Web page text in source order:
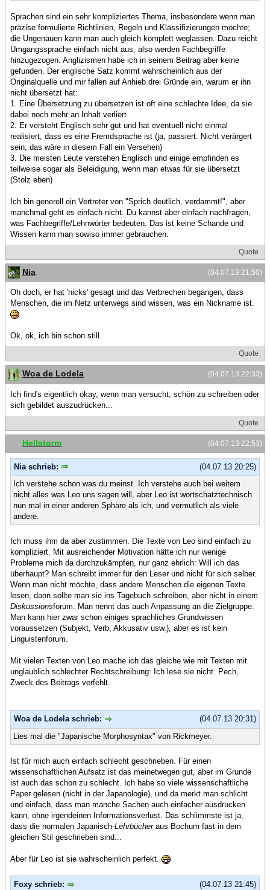
Sprachen sind ein sehr kompliziertes Thema, insbesondere wenn man
präzise formulierte Richtlinien, Regeln und Klassifizierungen möchte;
die Ungenauen kann man auch gleich komplett weglassen. Dazu reicht
Umgangssprache einfach nicht aus, also werden Fachbegriffe
hinzugezogen. Anglizismen habe ich in seinem Beitrag aber keine
gefunden. Der englische Satz kommt wahrscheinlich aus der
Originalquelle und mir fallen auf Anhieb drei Gründe ein, warum er ihn
nicht übersetzt hat:
1. Eine Übersetzung zu übersetzen ist oft eine schlechte Idee, da sie
dabei noch mehr an Inhalt verliert
2. Er versteht Englisch sehr gut und hat eventuell nicht einmal
realisiert, dass es eine Fremdsprache ist (ja, passiert. Nicht verärgert
sein, das wäre in diesem Fall ein Versehen)
3. Die meisten Leute verstehen Englisch und einige empfinden es
teilweise sogar als Beleidigung, wenn man etwas für sie übersetzt
(Stolz eben)
Ich bin generell ein Vertreter von "Sprich deutlich, verdammt!", aber
manchmal geht es einfach nicht. Du kannst aber einfach nachfragen,
was Fachbegriffe/Lehnwörter bedeuten. Das ist keine Schande und
Wissen kann man sowiso immer gebrauchen.
Quote
(04.07.13 21:50)
Nia
Oh doch, er hat 'nicks' gesagt und das Verbrechen begangen, dass
Menschen, die im Netz unterwegs sind wissen, was ein Nickname ist.
Ok, ok, ich bin schon still.
Quote
(04.07.13 22:33)
Woa de Lodela
Ich find's eigentlich okay, wenn man versucht, schön zu schreiben oder
sich gebildet auszudrücken...
Quote
(04.07.13 22:53)
Hellstorm
(04.07.13 20:25)
Nia schrieb:
Ich verstehe schon was du meinst. Ich verstehe auch bei weitem
nicht alles was Leo uns sagen will, aber Leo ist wortschatztechnisch
nun mal in einer anderen Sphäre als ich, und vermutlich als viele
andere.
Ich muss ihm da aber zustimmen. Die Texte von Leo sind einfach zu
kompliziert. Mit ausreichender Motivation hätte ich nur wenige
Probleme mich da durchzukämpfen, nur ganz ehrlich: Will ich das
überhaupt? Man schreibt immer für den Leser und nicht für sich selber.
Wenn man nicht möchte, dass andere Menschen die eigenen Texte
lesen, dann sollte man sie ins Tagebuch schreiben, aber nicht in einem
Diskussionsforum. Man nennt das auch Anpassung an die Zielgruppe.
Man kann hier zwar schon einiges sprachliches Grundwissen
voraussetzen (Subjekt, Verb, Akkusativ usw.), aber es ist kein
Linguistenforum.
Mit vielen Texten von Leo mache ich das gleiche wie mit Texten mit
unglaublich schlechter Rechtschreibung: Ich lese sie nicht. Pech,
Zweck des Beitrags verfehlt.
(04.07.13 20:31)
Woa de Lodela schrieb:
Lies mal die "Japanische Morphosyntax" von Rickmeyer.
Ist für mich auch einfach schlecht geschrieben. Für einen
wissenschaftlichen Aufsatz ist das meinetwegen gut, aber im Grunde
ist auch das schon zu schlecht. Ich habe so viele wissenschaftliche
Paper gelesen (nicht in der Japanologie), und da merkt man schlicht
und einfach, dass man manche Sachen auch einfacher ausdrücken
kann, ohne irgendeinen Informationsverlust. Das schlimmste ist ja,
dass die normalen Japanisch-Lehrbücher aus Bochum fast in dem
gleichen Stil geschrieben sind...
Aber für Leo ist sie wahrscheinlich perfekt.
(04.07.13 21:45)
Foxy schrieb: